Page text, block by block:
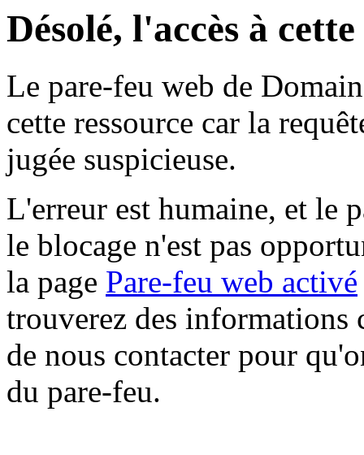
Désolé, l'accès à
Le pare-feu web de
cette ressource car la
jugée suspicieuse.
L'erreur est humaine, et le
le blocage n'est pas
la page Pare-feu web activé
trouverez des informations
de nous contacter pour
du pare-feu.